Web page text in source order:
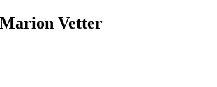
Zum
Inhalt
Marion Vetter